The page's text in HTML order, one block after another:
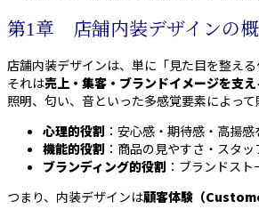
第1章 店舗内装デザインの概
店舗内装デザインは、単に「見た目を整える
それは売上・集客・ブランドイメージを支
照明、匂い、音といった多感覚要素によって
心理的役割 ：安心感・期待感・高揚感
機能的役割 ：商品の見やすさ・スタ
ブランディング的役割 ：ブランドス
つまり、内装デザインは顧客体験（